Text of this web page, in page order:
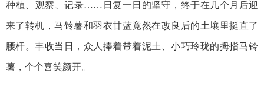
种植、观察、记录……日复一日的坚守，终于在几个月后迎
来了转机，马铃薯和羽衣甘蓝竟然在改良后的土壤里挺直了
腰杆。丰收当日，众人捧着带着泥土、小巧玲珑的拇指马铃
薯，个个喜笑颜开。